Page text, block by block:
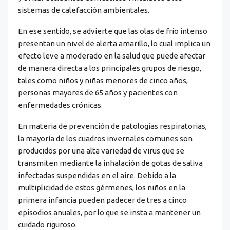
sistemas de calefacción ambientales.
En ese sentido, se advierte que las olas de frío intenso
presentan un nivel de alerta amarillo, lo cual implica un
efecto leve a moderado en la salud que puede afectar
de manera directa a los principales grupos de riesgo,
tales como niños y niñas menores de cinco años,
personas mayores de 65 años y pacientes con
enfermedades crónicas.
En materia de prevención de patologías respiratorias,
la mayoría de los cuadros invernales comunes son
producidos por una alta variedad de virus que se
transmiten mediante la inhalación de gotas de saliva
infectadas suspendidas en el aire. Debido a la
multiplicidad de estos gérmenes, los niños en la
primera infancia pueden padecer de tres a cinco
episodios anuales, por lo que se insta a mantener un
cuidado riguroso.